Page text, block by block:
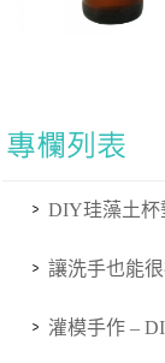
DIY珪藻土杯
讓洗手也能
灌模手作 –